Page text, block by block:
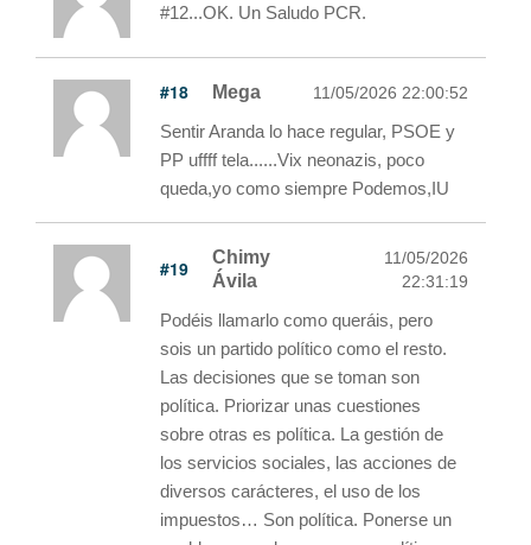
#12...OK. Un Saludo PCR.
#18 Mega 11/05/2026 22:00:52
Sentir Aranda lo hace regular, PSOE y
PP uffff tela......Vix neonazis, poco
queda,yo como siempre Podemos,IU
#19
Chimy
Ávila
11/05/2026
22:31:19
Podéis llamarlo como queráis, pero
sois un partido político como el resto.
Las decisiones que se toman son
política. Priorizar unas cuestiones
sobre otras es política. La gestión de
los servicios sociales, las acciones de
diversos carácteres, el uso de los
impuestos… Son política. Ponerse un